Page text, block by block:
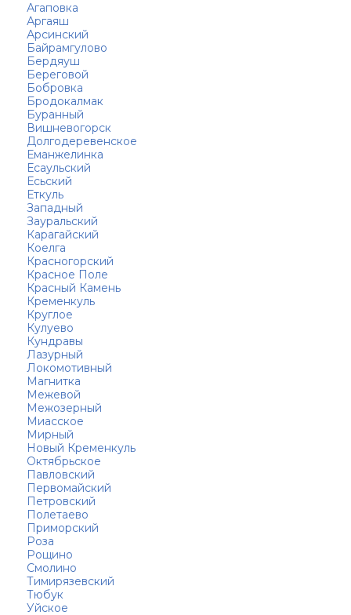
Агаповка
Аргаяш
Арсинский
Байрамгулово
Бердяуш
Береговой
Бобровка
Бродокалмак
Буранный
Вишневогорск
Долгодеревенское
Еманжелинка
Есаульский
Есьский
Еткуль
Западный
Зауральский
Карагайский
Коелга
Красногорский
Красное Поле
Красный Камень
Кременкуль
Круглое
Кулуево
Кундравы
Лазурный
Локомотивный
Магнитка
Межевой
Межозерный
Миасское
Мирный
Новый Кременкуль
Октябрьское
Павловский
Первомайский
Петровский
Полетаево
Приморский
Роза
Рощино
Смолино
Тимирязевский
Тюбук
Уйское